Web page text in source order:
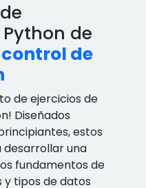
de
de
de ejercicios de
Diseñados
estos
desarrollar una
fundamentos de
y tipos de datos